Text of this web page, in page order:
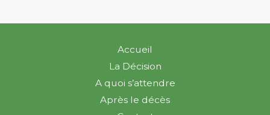
Accueil
La Décision
A quoi s’attendre
Après le décès